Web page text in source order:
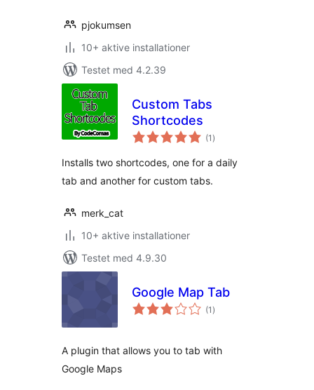
pjokumsen
10+ aktive installationer
Testet med 4.2.39
Custom Tabs
Shortcodes
(1 totale
bedømmelser
)
Installs two shortcodes, one for a daily
tab and another for custom tabs.
merk_cat
10+ aktive installationer
Testet med 4.9.30
Google Map Tab
(1 totale
bedømmelser
)
A plugin that allows you to tab with
Google Maps